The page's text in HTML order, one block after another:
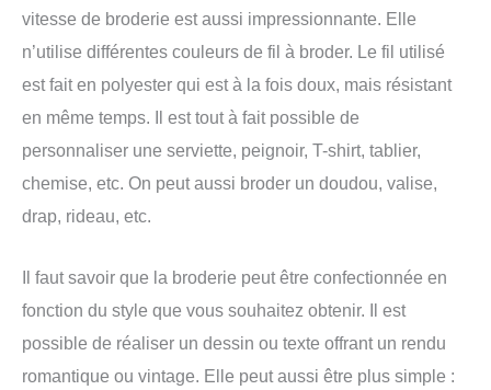
vitesse de broderie est aussi impressionnante. Elle
n’utilise différentes couleurs de fil à broder. Le fil utilisé
est fait en polyester qui est à la fois doux, mais résistant
en même temps. Il est tout à fait possible de
personnaliser une serviette, peignoir, T-shirt, tablier,
chemise, etc. On peut aussi broder un doudou, valise,
drap, rideau, etc.
Il faut savoir que la broderie peut être confectionnée en
fonction du style que vous souhaitez obtenir. Il est
possible de réaliser un dessin ou texte offrant un rendu
romantique ou vintage. Elle peut aussi être plus simple :